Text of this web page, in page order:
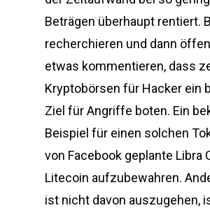
Beträgen überhaupt rentiert.
recherchieren und dann
etwas kommentieren, dass
Kryptobörsen für Hacker ein
Ziel für Angriffe boten. Ein
Beispiel für einen solchen
von Facebook geplante Libra
Litecoin aufzubewahren.
ist nicht davon auszugehen,